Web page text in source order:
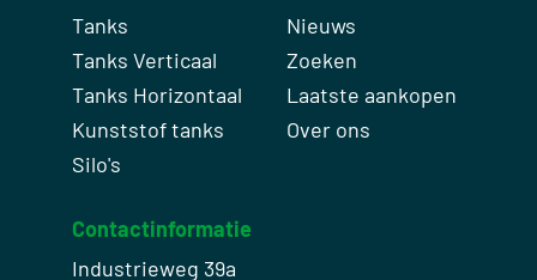
Tanks
Tanks Verticaal
Tanks Horizontaal
Kunststof tanks
Silo's
Nieuws
Zoeken
Laatste aankopen
Over ons
Contactinformatie
Industrieweg 39a